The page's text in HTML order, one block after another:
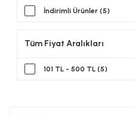
İndirimli Ürünler (5)
Tüm Fiyat Aralıkları
101 TL - 500 TL (5)